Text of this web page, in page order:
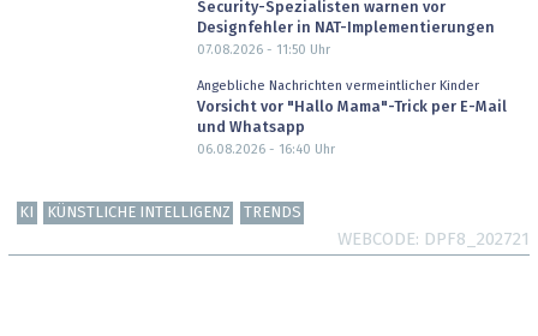
Security-Spezialisten warnen vor
Designfehler in NAT-Implementierungen
07.08.2026 - 11:50 Uhr
Angebliche Nachrichten vermeintlicher Kinder
Vorsicht vor "Hallo Mama"-Trick per E-Mail
und Whatsapp
06.08.2026 - 16:40 Uhr
KI KÜNSTLICHE INTELLIGENZ TRENDS
WEBCODE DPF8_202721